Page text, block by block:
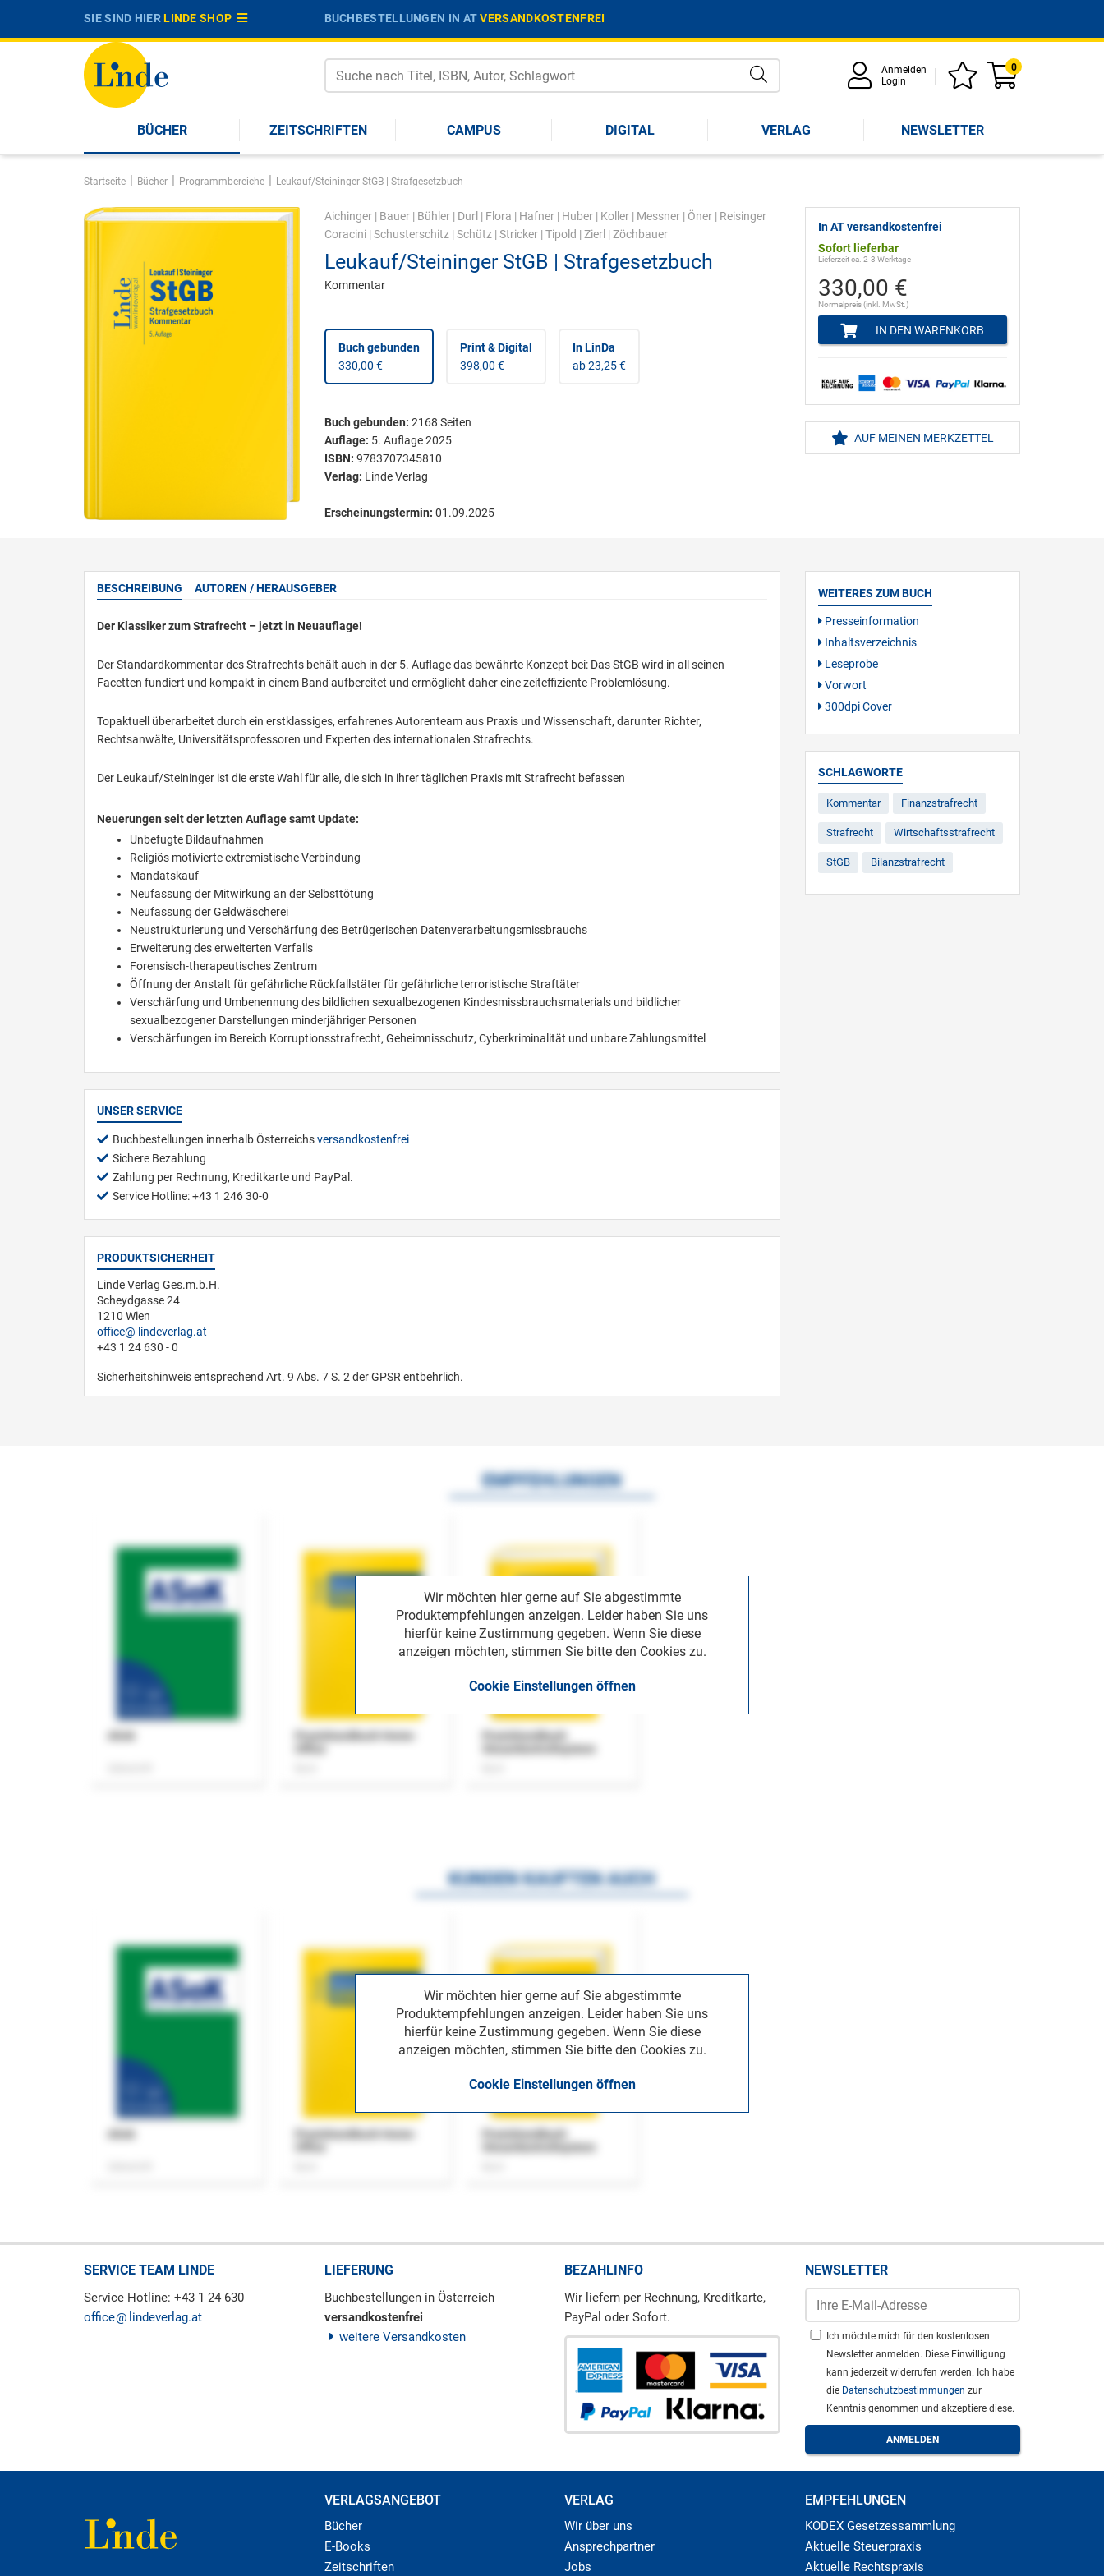
SIE SIND HIERLINDE SHOP BUCHBESTELLUNGEN IN ATVERSANDKOSTENFREI
Anmelden
Login
0
BÜCHER ZEITSCHRIFTEN CAMPUS DIGITAL VERLAG NEWSLETTER
Startseite | Bücher | Programmbereiche | Leukauf/Steininger StGB | Strafgesetzbuch
Aichinger| Bauer| Bühler| Durl | Flora | Hafner| Huber| Koller| Messner| Öner| Reisinger
Coracini| Schusterschitz| Schütz| Stricker| Tipold | Zierl | Zöchbauer
Leukauf/Steininger StGB | Strafgesetzbuch
Kommentar
Buch gebunden
330,00 €
Print & Digital
398,00 €
In LinDa
ab 23,25 €
Buch gebunden: 2168 Seiten
Auflage: 5. Auflage 2025
ISBN: 9783707345810
Verlag: Linde Verlag
Erscheinungstermin: 01.09.2025
In AT versandkostenfrei
Sofort lieferbar
Lieferzeit ca. 2-3 Werktage
330,00 €
Normalpreis (inkl. MwSt.)
IN DEN WARENKORB
AUF MEINEN MERKZETTEL
BESCHREIBUNG AUTOREN / HERAUSGEBER
Der Klassiker zum Strafrecht – jetzt in Neuauflage!
Der Standardkommentar des Strafrechts behält auch in der 5. Auflage das bewährte Konzept bei: Das StGB wird in all seinen
Facetten fundiert und kompakt in einem Band aufbereitet und ermöglicht daher eine zeiteffiziente Problemlösung.
Topaktuell überarbeitet durch ein erstklassiges, erfahrenes Autorenteam aus Praxis und Wissenschaft, darunter Richter,
Rechtsanwälte, Universitätsprofessoren und Experten des internationalen Strafrechts.
Der Leukauf/Steininger ist die erste Wahl für alle, die sich in ihrer täglichen Praxis mit Strafrecht befassen
Neuerungen seit der letzten Auflage samt Update:
Unbefugte Bildaufnahmen
Religiös motivierte extremistische Verbindung
Mandatskauf
Neufassung der Mitwirkung an der Selbsttötung
Neufassung der Geldwäscherei
Neustrukturierung und Verschärfung des Betrügerischen Datenverarbeitungsmissbrauchs
Erweiterung des erweiterten Verfalls
Forensisch-therapeutisches Zentrum
Öffnung der Anstalt für gefährliche Rückfallstäter für gefährliche terroristische Straftäter
Verschärfung und Umbenennung des bildlichen sexualbezogenen Kindesmissbrauchsmaterials und bildlicher
sexualbezogener Darstellungen minderjähriger Personen
Verschärfungen im Bereich Korruptionsstrafrecht, Geheimnisschutz, Cyberkriminalität und unbare Zahlungsmittel
UNSER SERVICE
Buchbestellungen innerhalb Österreichsversandkostenfrei
Sichere Bezahlung
Zahlung per Rechnung, Kreditkarte und PayPal.
Service Hotline: +43 1 246 30-0
PRODUKTSICHERHEIT
Linde Verlag Ges.m.b.H.
Scheydgasse 24
1210 Wien
office
lindeverlag.at
+43 1 24 630 - 0
Sicherheitshinweis entsprechend Art. 9 Abs. 7 S. 2 der GPSR entbehrlich.
WEITERES ZUM BUCH
Presseinformation
Inhaltsverzeichnis
Leseprobe
Vorwort
300dpi Cover
SCHLAGWORTE
Kommentar Finanzstrafrecht
Strafrecht Wirtschaftsstrafrecht
StGB Bilanzstrafrecht
Wir möchten hier gerne auf Sie abgestimmte
Produktempfehlungen anzeigen. Leider haben Sie uns
hierfür keine Zustimmung gegeben. Wenn Sie diese
anzeigen möchten, stimmen Sie bitte den Cookies zu.
Cookie Einstellungen öffnen
EMPFEHLUNGEN
Praxishandbuch Home-
Praxishandbuch
Wir möchten hier gerne auf Sie abgestimmte
Produktempfehlungen anzeigen. Leider haben Sie uns
hierfür keine Zustimmung gegeben. Wenn Sie diese
anzeigen möchten, stimmen Sie bitte den Cookies zu.
Cookie Einstellungen öffnen
KUNDEN KAUFTEN AUCH
Praxishandbuch Home-
Praxishandbuch
SERVICE TEAM LINDE
Service Hotline: +43 1 24 630
office
lindeverlag.at
LIEFERUNG
Buchbestellungen in Österreich
versandkostenfrei
weitere Versandkosten
BEZAHLINFO
Wir liefern per Rechnung, Kreditkarte,
PayPal oder Sofort.
NEWSLETTER
Ich möchte mich für den kostenlosen
Newsletter anmelden. Diese Einwilligung
kann jederzeit widerrufen werden. Ich habe
die Datenschutzbestimmungen zur
Kenntnis genommen und akzeptiere diese.
VERLAGSANGEBOT
Bücher
E-Books
Zeitschriften
VERLAG
Wir über uns
Ansprechpartner
Jobs
EMPFEHLUNGEN
KODEX Gesetzessammlung
Aktuelle Steuerpraxis
Aktuelle Rechtspraxis